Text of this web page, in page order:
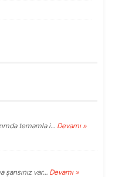
temamla i… Devamı »
şansınız var… Devamı »